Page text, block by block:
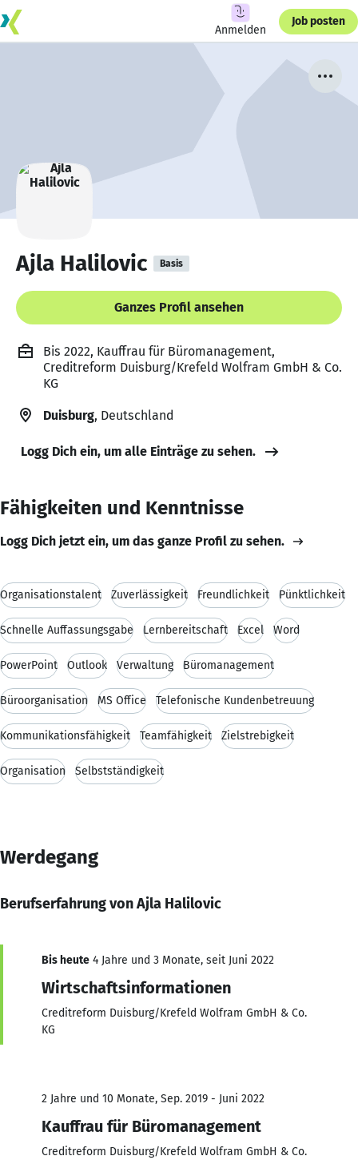
Anmelden
Job posten
Ajla Halilovic Basis
Ganzes Profil ansehen
Bis 2022, Kauffrau für Büromanagement,
Creditreform Duisburg/Krefeld Wolfram GmbH & Co.
KG
Duisburg, Deutschland
Logg Dich ein, um alle Einträge zu sehen.
Fähigkeiten und Kenntnisse
Logg Dich jetzt ein, um das ganze Profil zu sehen.
Organisationstalent Zuverlässigkeit Freundlichkeit Pünktlichkeit
Schnelle Auffassungsgabe Lernbereitschaft Excel Word
PowerPoint Outlook Verwaltung Büromanagement
Büroorganisation MS Office Telefonische Kundenbetreuung
Kommunikationsfähigkeit Teamfähigkeit Zielstrebigkeit
Organisation Selbstständigkeit
Werdegang
Berufserfahrung von Ajla Halilovic
Bis heute 4 Jahre und 3 Monate, seit Juni 2022
Wirtschaftsinformationen
Creditreform Duisburg/Krefeld Wolfram GmbH & Co.
KG
2 Jahre und 10 Monate, Sep. 2019 - Juni 2022
Kauffrau für Büromanagement
Creditreform Duisburg/Krefeld Wolfram GmbH & Co.